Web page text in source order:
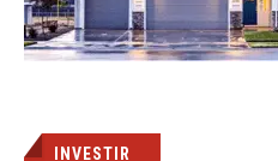
INVESTIR